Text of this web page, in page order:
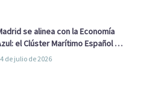
se alinea con la Economía
el Clúster Marítimo Español y
Real Liga Naval avanzan alianzas
de julio de 2026